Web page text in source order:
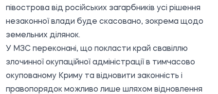
півострова від російських загарбників усі рішення
незаконної влади буде скасовано, зокрема щодо
земельних ділянок.
У МЗС переконані, що покласти край свавіллю
злочинної окупаційної адміністрації в тимчасово
окупованому Криму та відновити законність і
правопорядок можливо лише шляхом відновлення